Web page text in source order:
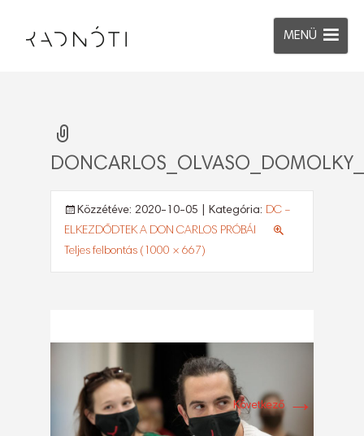
MENÜ
Közzétéve: 2020-10-05 | Kategória: DC –
ELKEZDŐDTEK A DON CARLOS PRÓBÁI
Teljes felbontás (1000 × 667)
Következő →